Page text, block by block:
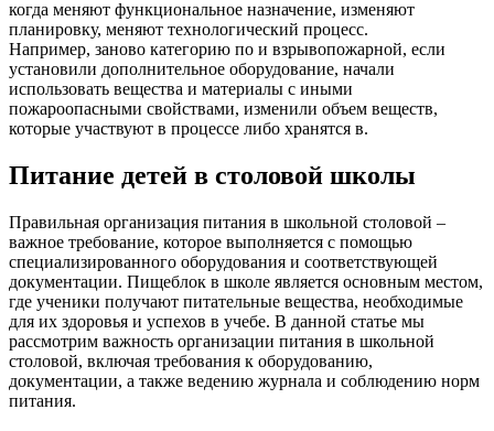
когда меняют функциональное назначение, изменяют
планировку, меняют технологический процесс.
Например, заново категорию по и взрывопожарной, если
установили дополнительное оборудование, начали
использовать вещества и материалы с иными
пожароопасными свойствами, изменили объем веществ,
которые участвуют в процессе либо хранятся в.
Питание детей в столовой школы
Правильная организация питания в школьной столовой –
важное требование, которое выполняется с помощью
специализированного оборудования и соответствующей
документации. Пищеблок в школе является основным местом,
где ученики получают питательные вещества, необходимые
для их здоровья и успехов в учебе. В данной статье мы
рассмотрим важность организации питания в школьной
столовой, включая требования к оборудованию,
документации, а также ведению журнала и соблюдению норм
питания.